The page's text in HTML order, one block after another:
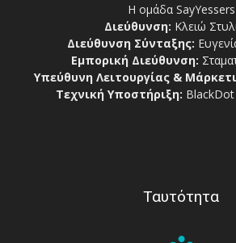
Η ομάδα SayYessers
Διεύθυνση: Κλειώ
Διεύθυνση Σύνταξης:
Εμπορική Διεύθυνση:
Υπεύθυνη Λειτουργίας &
Τεχνική Υποστήριξη: BlackDot
Ταυτότητα